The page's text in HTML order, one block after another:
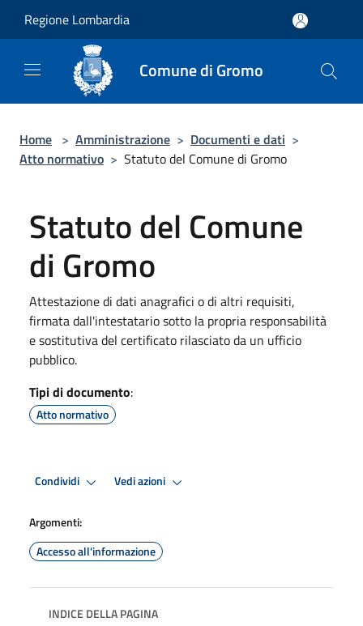
Regione Lombardia
Comune di Gromo
Home > Amministrazione > Documenti e dati >
Atto normativo > Statuto del Comune di Gromo
Statuto del Comune
di Gromo
Attestazione di dati anagrafici o di altri requisiti,
firmata dall'intestatario sotto la propria responsabilità
e sostitutiva del certificato rilasciato da un ufficio
pubblico.
Tipi di documento:
Atto normativo
Condividi Vedi azioni
Argomenti:
Accesso all'informazione
INDICE DELLA PAGINA